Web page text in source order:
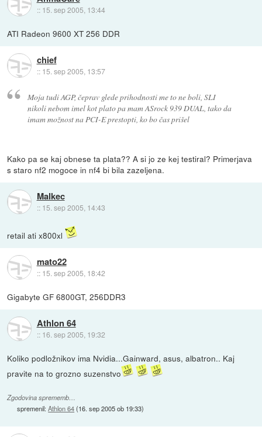
:: 15. sep 2005, 13:44
ATI Radeon 9600 XT 256 DDR
chief
:: 15. sep 2005, 13:57
Moja tudi AGP, čeprav glede prihodnosti me to ne boli, SLI
nikoli nebom imel kot plato pa mam ASrock 939 DUAL, tako da
imam možnost na PCI-E prestopti, ko bo čas prišel
Kako pa se kaj obnese ta plata?? A si jo ze kej testiral? Primerjava
s staro nf2 mogoce in nf4 bi bila zazeljena.
Malkec
:: 15. sep 2005, 14:43
retail ati x800xl
mato22
:: 15. sep 2005, 18:42
Gigabyte GF 6800GT, 256DDR3
Athlon 64
:: 16. sep 2005, 19:32
Koliko podložnikov ima Nvidia...Gainward, asus, albatron.. Kaj
pravite na to grozno suzenstvo
Zgodovina sprememb…
spremenil:Athlon 64(16. sep 2005 ob 19:33)